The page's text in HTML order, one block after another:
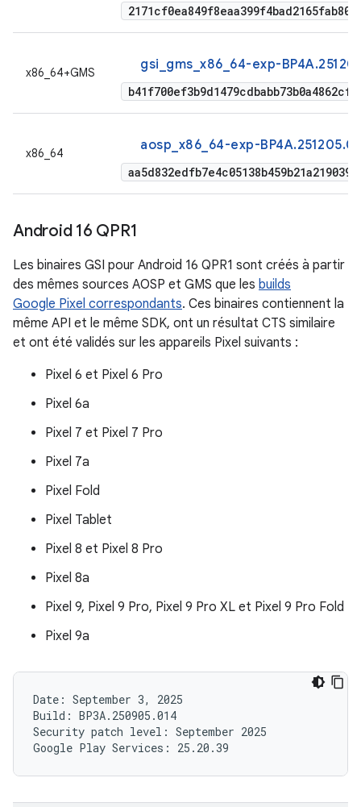
x86_64+GMS gsi_gms_x86_64-exp-
x86_64 aosp_x86_64-exp-
Android 16 QPR1
Les binaires GSI pour Android 16 QPR1 sont créés à partir
des mêmes sources AOSP et GMS que les builds
Google Pixel correspondants. Ces binaires contiennent la
même API et le même SDK, ont un résultat CTS similaire
et ont été validés sur les appareils Pixel suivants :
Pixel 6 et Pixel 6 Pro
Pixel 6a
Pixel 7 et Pixel 7 Pro
Pixel 7a
Pixel Fold
Pixel Tablet
Pixel 8 et Pixel 8 Pro
Pixel 8a
Pixel 9, Pixel 9 Pro, Pixel 9 Pro XL et Pixel 9 Pro Fold
Pixel 9a
Date: September 3, 2025
Build: BP3A.250905.014
Security patch level: September 2025